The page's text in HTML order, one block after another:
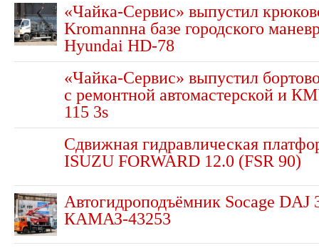
«Чайка-Сервис» выпустил
Kromannна базе городского
Hyundai HD-78
«Чайка-Сервис» выпустил
с ремонтной автомастерской и
115 3s
Сдвижная гидравлическая
ISUZU FORWARD 12.0 (FSR 90)
Автогидроподъёмник Socage DAJ
КАМАЗ-43253